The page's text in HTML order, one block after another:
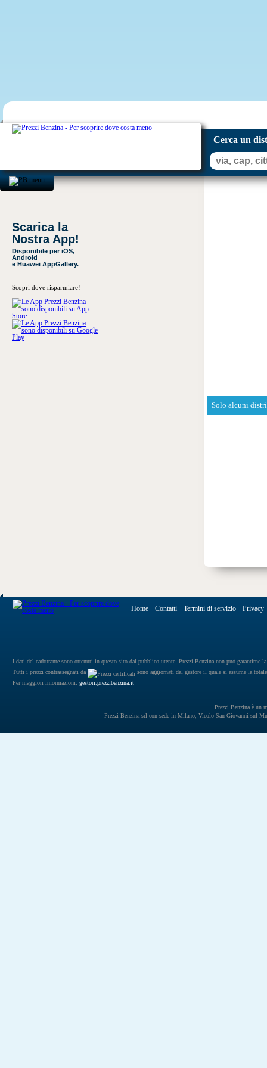
Cerca un
Scarica la
Nostra App!
Disponibile per iOS,
Android
e Huawei AppGallery.
Scopri dove risparmiare!
Solo alcuni
Home Contatti Termini di servizio Privacy
I dati del carburante sono ottenuti in questo sito dal pubblico utente. Prezzi Benzina non può garantirne
Tutti i prezzi contrassegnati da
sono aggiornati dal gestore il quale si assume la
Per maggiori informazioni: gestori.prezzibenzina.it
Prezzi Benzina è un
Prezzi Benzina srl con sede in Milano, Vicolo San Giovanni sul